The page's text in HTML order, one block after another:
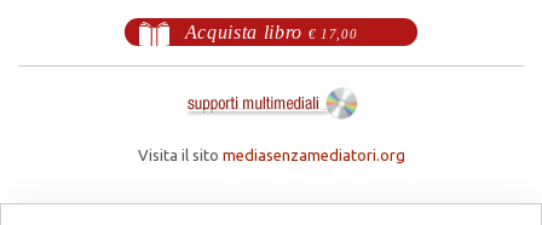
Acquista libro € 17,00
Visita il sito mediasenzamediatori.org